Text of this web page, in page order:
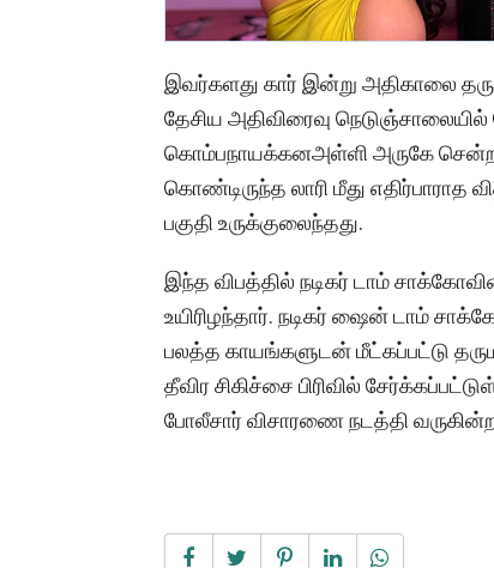
இவர்களது கார் இன்று அதிகாலை
தேசிய அதிவிரைவு
கொம்பநாயக்கனஅள்ளி அருகே
கொண்டிருந்த லாரி மீது எதிர்பாராத
பகுதி உருக்குலைந்தது.
இந்த விபத்தில் நடிகர் டாம்
உயிரிழந்தார். நடிகர் ஷைன் டாம்
பலத்த காயங்களுடன் மீட்கப்பட்டு
தீவிர சிகிச்சை பிரிவில்
போலீசார் விசாரணை நடத்தி